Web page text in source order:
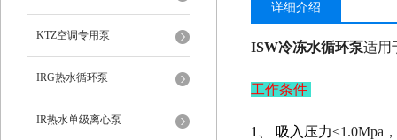
KTZ空调专用泵
IRG热水循环泵
IR热水单级离心泵
详细介绍
ISW冷冻水循环泵适用
工作条件
1 、 吸入压力≤1.0Mpa